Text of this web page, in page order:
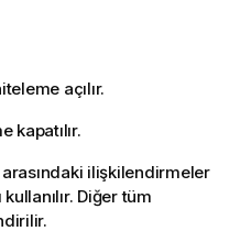
açılır.
kapatılır.
ilişkilendirmeler
Diğer tüm